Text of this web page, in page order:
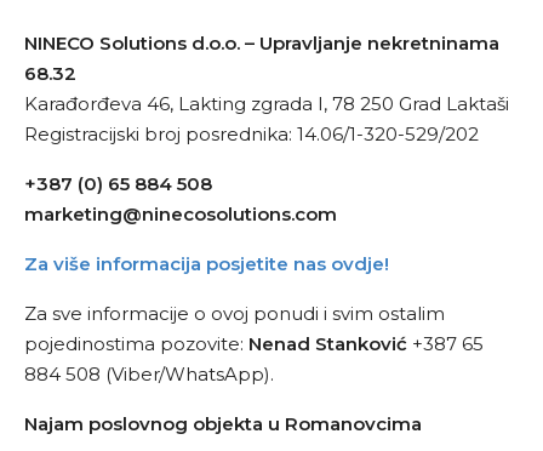
NINECO Solutions d.o.o. – Upravljanje nekretninama
68.32
Karađorđeva 46, Lakting zgrada I, 78 250 Grad Laktaši
Registracijski broj posrednika: 14.06/1-320-529/202
+387 (0) 65 884 508
marketing@ninecosolutions.com
Za više informacija posjetite nas ovdje!
Za sve informacije o ovoj ponudi i svim ostalim
pojedinostima pozovite: Nenad Stanković +387 65
884 508 (Viber/WhatsApp).
Najam poslovnog objekta u Romanovcima